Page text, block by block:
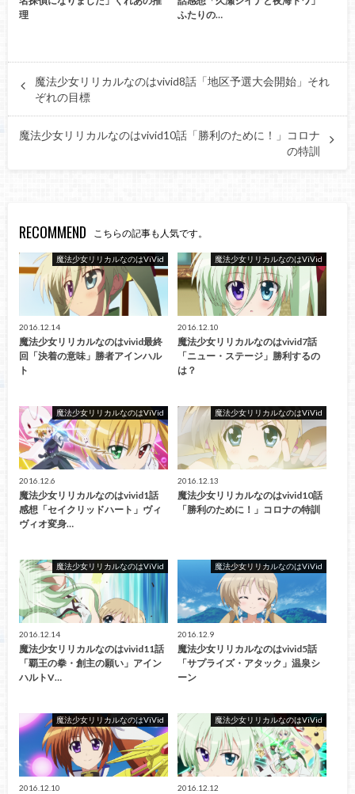
理
ふたりの…
魔法少女リリカルなのはvivid8話「地区予選大会開始」それ
ぞれの目標
魔法少女リリカルなのはvivid10話「勝利のために！」コロナ
の特訓
RECOMMEND こちらの記事も人気です。
魔法少女リリカルなのはViVid
2016.12.14
魔法少女リリカルなのはvivid最終
回「決着の意味」勝者アインハル
ト
魔法少女リリカルなのはViVid
2016.12.10
魔法少女リリカルなのはvivid7話
「ニュー・ステージ」勝利するの
は？
魔法少女リリカルなのはViVid
2016.12.6
魔法少女リリカルなのはvivid1話
感想「セイクリッドハート」ヴィ
ヴィオ変身…
魔法少女リリカルなのはViVid
2016.12.13
魔法少女リリカルなのはvivid10話
「勝利のために！」コロナの特訓
魔法少女リリカルなのはViVid
2016.12.14
魔法少女リリカルなのはvivid11話
「覇王の拳・創主の願い」アイン
ハルトV…
魔法少女リリカルなのはViVid
2016.12.9
魔法少女リリカルなのはvivid5話
「サプライズ・アタック」温泉シ
ーン
魔法少女リリカルなのはViVid
2016.12.10
魔法少女リリカルなのはViVid
2016.12.12